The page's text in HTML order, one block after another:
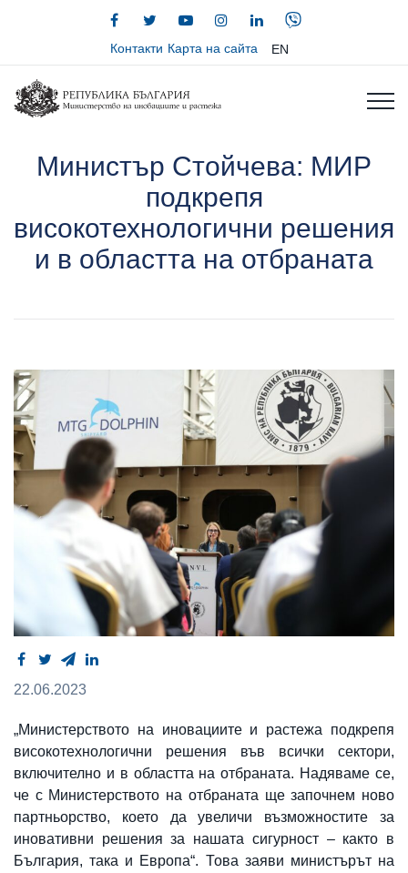
Контакти Карта на сайта EN
Министър Стойчева: МИР
подкрепя
високотехнологични решения
и в областта на отбраната
22.06.2023
„Министерството на иновациите и растежа подкрепя
високотехнологични решения във всички сектори,
включително и в областта на отбраната. Надяваме се,
че с Министерството на отбраната ще започнем ново
партньорство, което да увеличи възможностите за
иновативни решения за нашата сигурност – както в
България, така и Европа“. Това заяви министърът на